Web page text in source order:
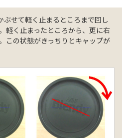
ぶせて軽く止まるところまで回し
軽く止まったところから、更に右
この状態がきっちりとキャップが